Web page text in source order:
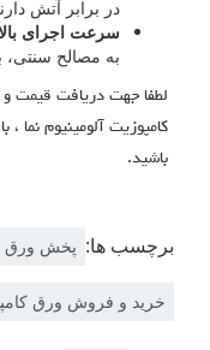
در برابر آتش
سرعت اجرای
به مصالح
لطفا جهت دریافت قیمت
کامپوزیت آلومینیوم نما ،
باشید.
برچسب ها: پخش ورق
خرید و فروش ورق